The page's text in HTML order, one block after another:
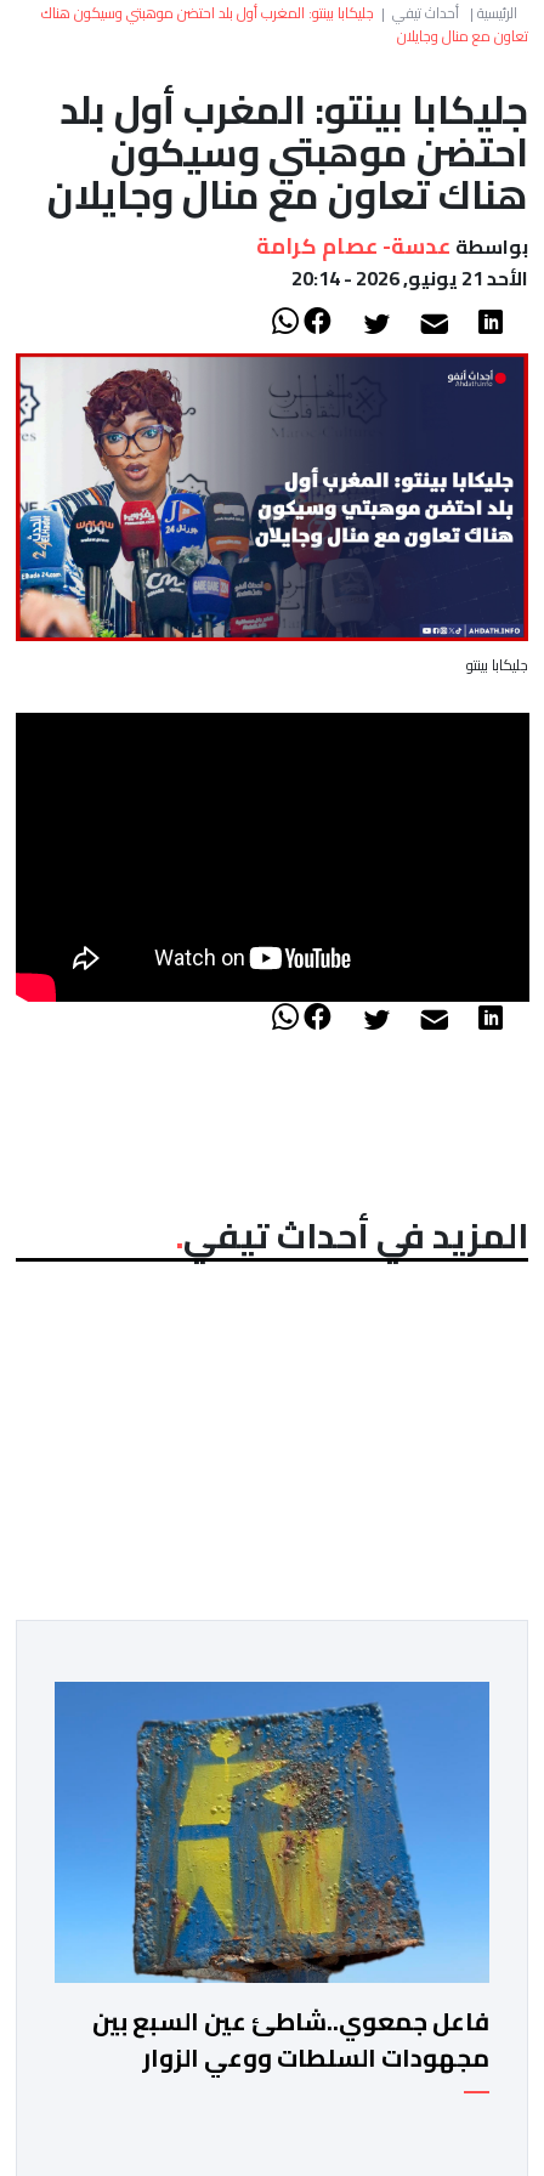
العالم
الصحراء
الرئيسية| أحداث تيفي | جليكابا بينتو: المغرب أول بلد احتضن موهبتي وسيكون هناك
تعاون مع منال وجايلان
جليكابا بينتو: المغرب أول بلد
احتضن موهبتي وسيكون
هناك تعاون مع منال وجايلان
بواسطة عدسة- عصام كرامة
الأحد 21 يونيو, 2026 - 20:14
جليكابا بينتو
المزيد في أحداث تيفي
فاعل جمعوي..شاطئ عين السبع بين
مجهودات السلطات ووعي الزوار